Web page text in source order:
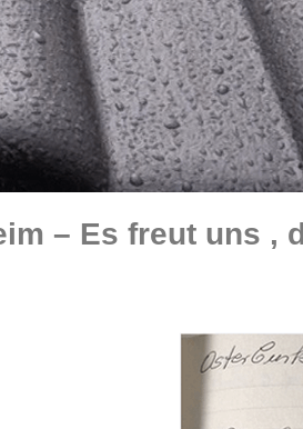
– Es freut uns ,